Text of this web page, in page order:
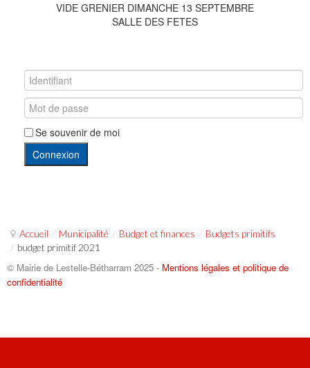
VIDE GRENIER DIMANCHE 13 SEPTEMBRE
SALLE DES FETES
Se souvenir de moi
Connexion
Accueil / Municipalité / Budget et finances / Budgets primitifs
/ budget primitif 2021
© Mairie de Lestelle-Bétharram 2025 - Mentions légales et politique de
confidentialité